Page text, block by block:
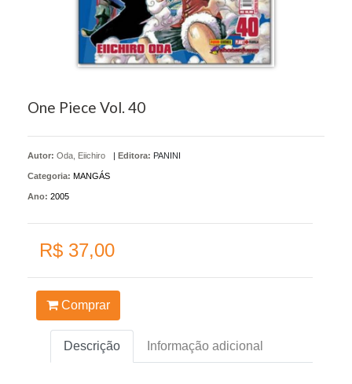
One Piece Vol. 40
Autor: Oda, Eiichiro Editora: PANINI
Categoria: MANGÁS
Ano: 2005
R$ 37,00
Comprar
Descrição Informação adicional